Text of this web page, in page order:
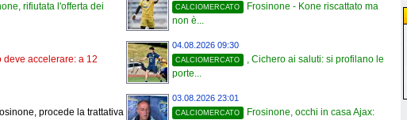
rifiutata l'offerta dei
CALCIOMERCATO
Frosinone - Kone riscattato ma
non è...
deve accelerare: a 12
04.08.2026 09:30
CALCIOMERCATO
, Cichero ai saluti: si profilano le
porte...
procede la trattativa
03.08.2026 23:01
CALCIOMERCATO
Frosinone, occhi in casa Ajax: